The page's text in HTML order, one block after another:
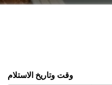
وقت وتاريخ الاستلام